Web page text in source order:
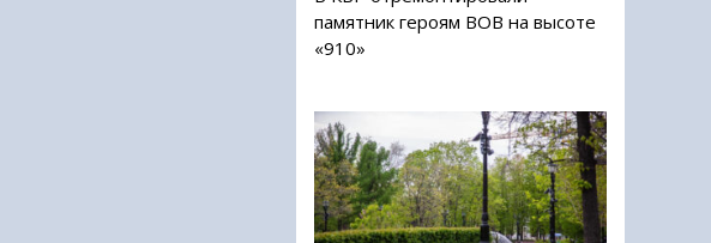
памятник героям ВОВ на высоте
«910»